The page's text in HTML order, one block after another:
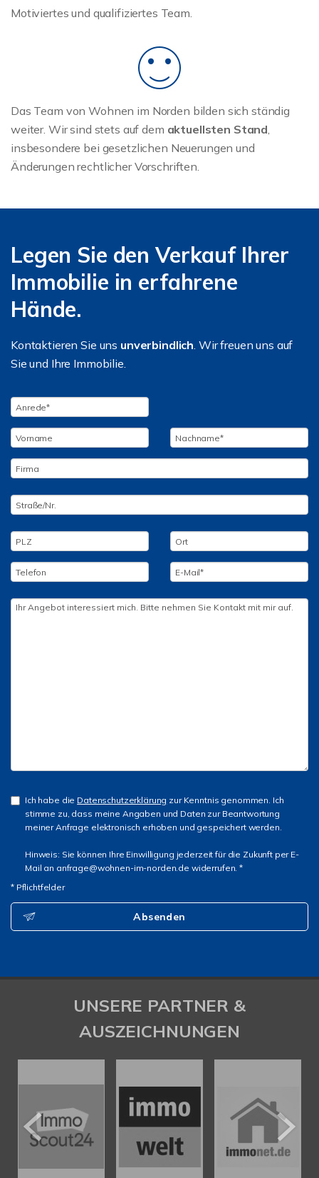
Motiviertes und qualifiziertes Team.
Das Team von Wohnen im Norden bilden sich ständig
weiter. Wir sind stets auf dem aktuellsten Stand,
insbesondere bei gesetzlichen Neuerungen und
Änderungen rechtlicher Vorschriften.
Legen Sie den Verkauf Ihrer
Immobilie in erfahrene
Hände.
Kontaktieren Sie uns unverbindlich. Wir freuen uns auf
Sie und Ihre Immobilie.
Ich habe die Datenschutzerklärung zur Kenntnis genommen. Ich
stimme zu, dass meine Angaben und Daten zur Beantwortung
meiner Anfrage elektronisch erhoben und gespeichert werden.
Hinweis: Sie können Ihre Einwilligung jederzeit für die Zukunft per E-
Mail an anfrage@wohnen-im-norden.de widerrufen. *
* Pflichtfelder
Absenden
UNSERE PARTNER &
AUSZEICHNUNGEN